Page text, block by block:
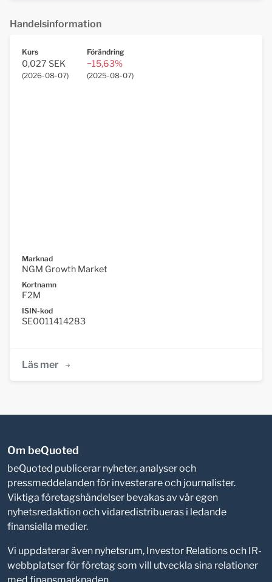
Handelsinformation
Kurs
0,027 SEK
(2026-08-07)
Förändring
−15,63%
(2025-08-07)
Marknad
NGM Growth Market
Kortnamn
F2M
ISIN-kod
SE0011414283
Läs mer
Om beQuoted
beQuoted publicerar nyheter, analyser och
pressmeddelanden för investerare och journalister.
Viktiga företagshändelser bevakas av vår egen
nyhetsredaktion och vidaredistribueras i ledande
finansiella medier.
Vi uppdaterar även nyhetsrum, Investor Relations och IR-
webbplatser för företag som vill utveckla sina relationer